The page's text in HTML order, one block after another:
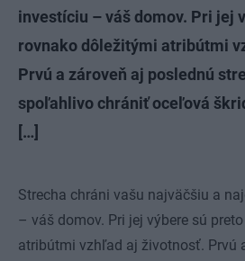
investíciu – váš domov. Pri jej
rovnako dôležitými atribútmi
Prvú a zároveň aj poslednú
spoľahlivo chrániť oceľová
[…]
Strecha chráni vašu najväčšiu a
– váš domov. Pri jej výbere sú
atribútmi vzhľad aj životnosť. Prvú